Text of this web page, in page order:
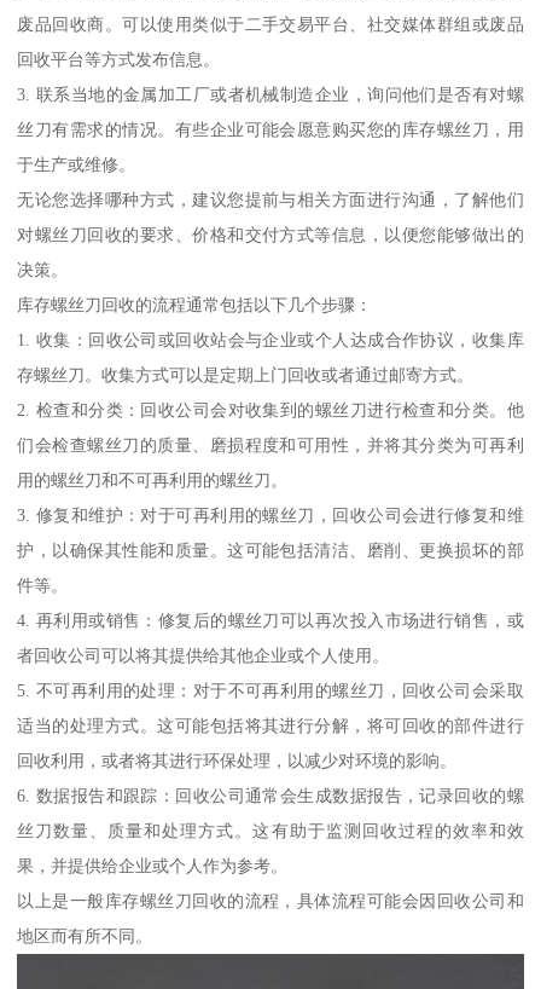
废品回收商。可以使用类似于二手交易平台、社交媒体群组或废品
回收平台等方式发布信息。
3. 联系当地的金属加工厂或者机械制造企业，询问他们是否有对螺
丝刀有需求的情况。有些企业可能会愿意购买您的库存螺丝刀，用
于生产或维修。
无论您选择哪种方式，建议您提前与相关方面进行沟通，了解他们
对螺丝刀回收的要求、价格和交付方式等信息，以便您能够做出的
决策。
库存螺丝刀回收的流程通常包括以下几个步骤：
1. 收集：回收公司或回收站会与企业或个人达成合作协议，收集库
存螺丝刀。收集方式可以是定期上门回收或者通过邮寄方式。
2. 检查和分类：回收公司会对收集到的螺丝刀进行检查和分类。他
们会检查螺丝刀的质量、磨损程度和可用性，并将其分类为可再利
用的螺丝刀和不可再利用的螺丝刀。
3. 修复和维护：对于可再利用的螺丝刀，回收公司会进行修复和维
护，以确保其性能和质量。这可能包括清洁、磨削、更换损坏的部
件等。
4. 再利用或销售：修复后的螺丝刀可以再次投入市场进行销售，或
者回收公司可以将其提供给其他企业或个人使用。
5. 不可再利用的处理：对于不可再利用的螺丝刀，回收公司会采取
适当的处理方式。这可能包括将其进行分解，将可回收的部件进行
回收利用，或者将其进行环保处理，以减少对环境的影响。
6. 数据报告和跟踪：回收公司通常会生成数据报告，记录回收的螺
丝刀数量、质量和处理方式。这有助于监测回收过程的效率和效
果，并提供给企业或个人作为参考。
以上是一般库存螺丝刀回收的流程，具体流程可能会因回收公司和
地区而有所不同。